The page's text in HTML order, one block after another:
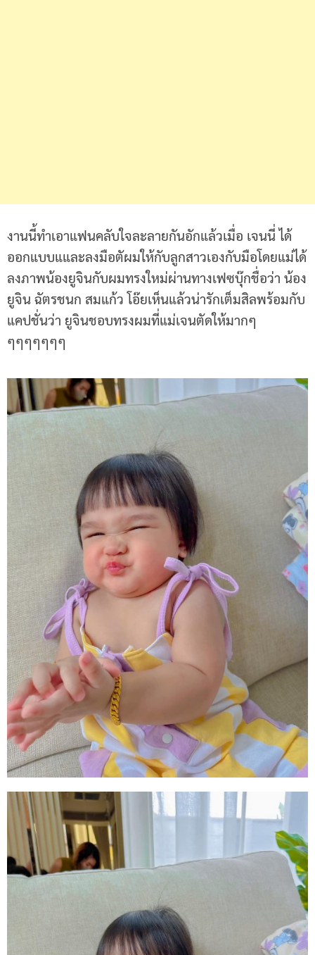
งานนี้ทำเอาแฟนคลับใจละลายกันอักแล้วเมื่อ เจนนี่ ได้
ออกแบบแและลงมือตัผมให้กับลูกสาวเองกับมือโดยแม่ได้
ลงภาพน้องยูจินกับผมทรงใหม่ผ่านทางเฟซบุ๊กชื่อว่า น้อง
ยูจิน ฉัตรชนก สมแก้ว โอ๊ยเห็นแล้วน่ารักเต็มสิลพร้อมกับ
แคปชั่นว่า ยูจินชอบทรงผมที่แม่เจนตัดให้มากๆ
ๆๆๆๆๆๆๆ